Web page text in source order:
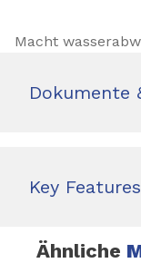
Macht
Dokumente
Key Features
Ähnliche